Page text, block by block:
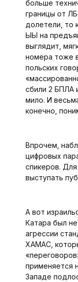
больше
границы от
долетели, то
ЫЫ на
выглядит,
номера тоже
польских
сбили 2 БПЛА
мило. И
конечно,
Впрочем,
цифровых
спикеров.
выступать
А вот
Катара был
агрессии
ХАМАС,
применяется
Западе